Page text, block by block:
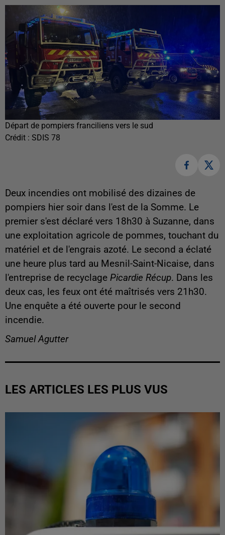
Départ de pompiers franciliens vers le sud
Crédit : SDIS 78
Deux incendies ont mobilisé des dizaines de
pompiers hier soir dans l'est de la Somme. Le
premier s'est déclaré vers 18h30 à Suzanne, dans
une exploitation agricole de pommes, touchant du
matériel et de l'engrais azoté. Le second a éclaté
une heure plus tard au Mesnil-Saint-Nicaise, dans
l'entreprise de recyclage Picardie Récup. Dans les
deux cas, les feux ont été maîtrisés vers 21h30.
Une enquête a été ouverte pour le second
incendie.
Samuel Agutter
LES ARTICLES LES PLUS VUS